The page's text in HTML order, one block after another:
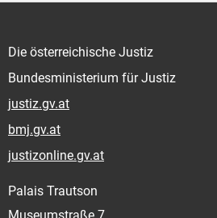
Die österreichische Justiz
Bundesministerium für Justiz
justiz.gv.at
bmj.gv.at
justizonline.gv.at
Palais Trautson